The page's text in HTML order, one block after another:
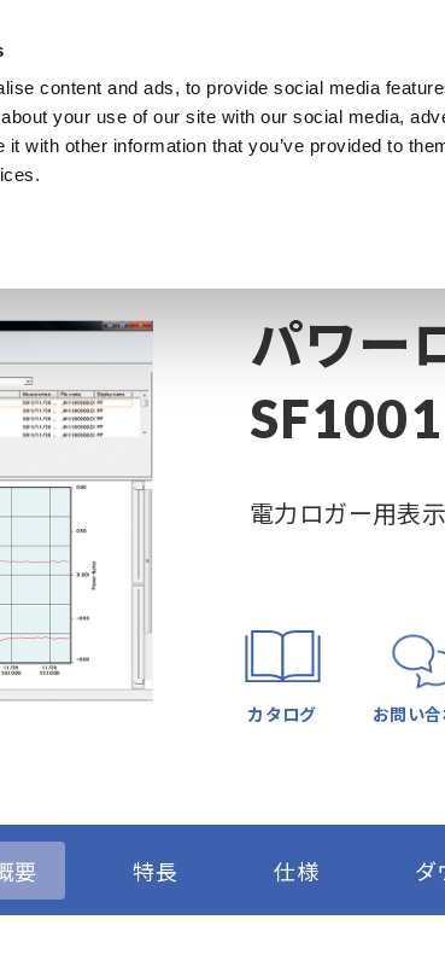
content and ads, to provide social media
your use of our site with our social media,
with other information that you’ve provided to
製品 業種・ソリューション
パワー
SF1001
電力ロガー用表
カタログ お問い
要 特長 仕様 ダ